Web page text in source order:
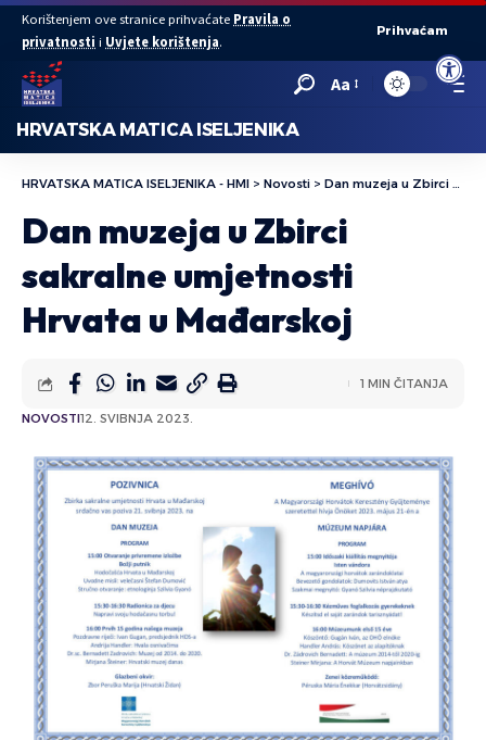
Open
Korištenjem ove stranice prihvaćate Pravila o
privatnosti i Uvjete korištenja.
Prihvaćam
Aa
HRVATSKA MATICA ISELJENIKA
HRVATSKA MATICA ISELJENIKA - HMI > Novosti > Dan muzeja u Zbirci sakralne umjetnosti Hrvata u Mađarskoj
Dan muzeja u Zbirci
sakralne umjetnosti
Hrvata u Mađarskoj
NOVOSTI12. SVIBNJA 2023.
1 MIN ČITANJA